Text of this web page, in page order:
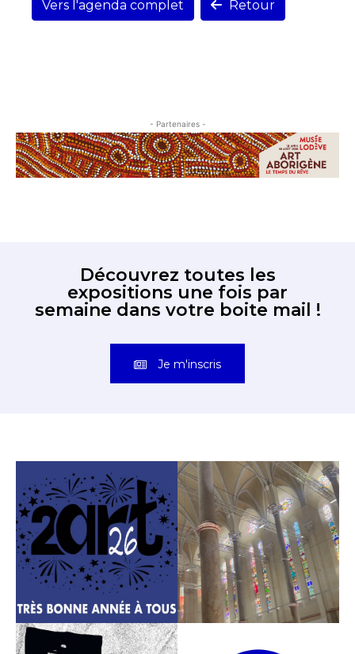
Vers l'agenda complet Retour
- Partenaires -
Découvrez toutes les
expositions une fois par
semaine dans votre boite mail !
Je m'inscris